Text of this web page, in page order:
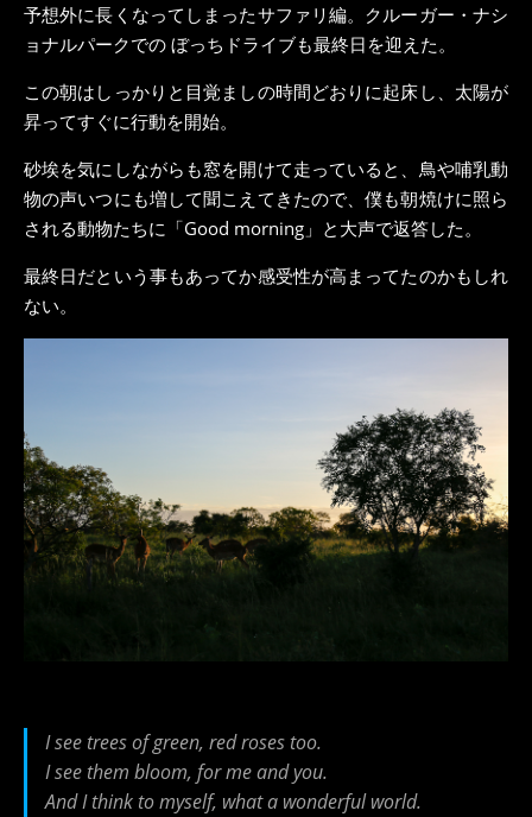
予想外に長くなってしまったサファリ編。クルーガー・ナシ
ョナルパークでの ぼっちドライブも最終日を迎えた。
この朝はしっかりと目覚ましの時間どおりに起床し、太陽が
昇ってすぐに行動を開始。
砂埃を気にしながらも窓を開けて走っていると、鳥や哺乳動
物の声いつにも増して聞こえてきたので、僕も朝焼けに照ら
される動物たちに「Good morning」と大声で返答した。
最終日だという事もあってか感受性が高まってたのかもしれ
ない。
I see trees of green, red roses too.
I see them bloom, for me and you.
And I think to myself, what a wonderful world.